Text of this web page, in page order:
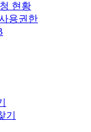
현황
용권한
기